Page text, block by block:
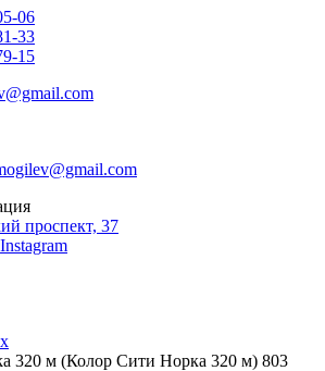
06
33
15
проспект, 37
Instagram
320 м (Колор Сити Норка 320 м) 803